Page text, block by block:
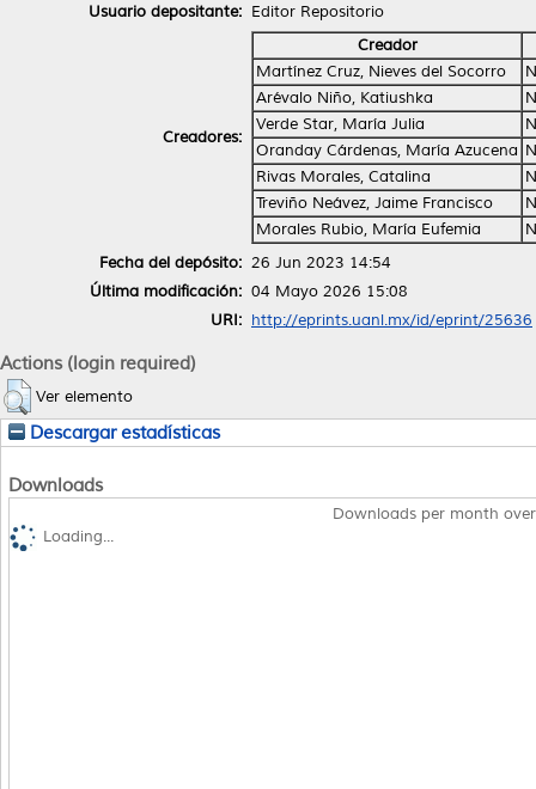
Usuario depositante: Editor Repositorio
Creadores:
Creador
Martínez Cruz, Nieves del Socorro
Arévalo Niño, Katiushka
Verde Star, María Julia
Oranday Cárdenas, María Azucena
Rivas Morales, Catalina
Treviño Neávez, Jaime Francisco
Morales Rubio, María Eufemia
Fecha del depósito: 26 Jun 2023 14:54
Última modificación: 04 Mayo 2026 15:08
URI: http://eprints.uanl.mx/id/eprint/25636
Actions (login required)
Ver elemento
Descargar estadísticas
Downloads
Downloads per month
Loading...